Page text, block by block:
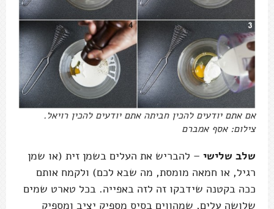
אם אתם יודעים להכין חביתה אתם יודעים להכין רויאל.
צילום: אסף אמברם
שלב שלישי – להבריש את העלים בשמן זית (או שמן
רגיל, או חמאה מומסת, מה שבא לכם) ולקמח אותם
ככה בקטנה שידבקו זה לזה באפייה. בכל טארט שמים
שלושה עלים, שמהווים בסיס מספיק יציב ומספיק